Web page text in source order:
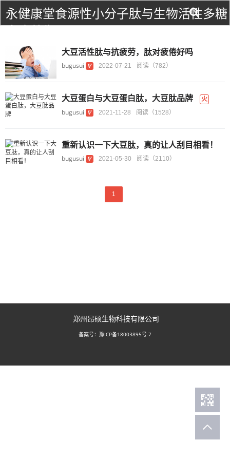
永健康堂食源性小分子肽与生物活性多糖
大豆活性肽与抗疲劳，肽对疲倦好吗
bugusui 2022-07-21 阅读（782）
大豆蛋白与大豆蛋白肽，大豆肽品牌 火
bugusui 2021-11-28 阅读（1528）
重新认识一下大豆肽，真的让人刮目相看！
bugusui 2021-05-30 阅读（2110）
1
郑州昂硕生物科技有限公司
备案号： 豫ICP备18003895号-7